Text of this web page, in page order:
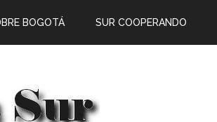
BOGOTÁ SUR COOPERANDO